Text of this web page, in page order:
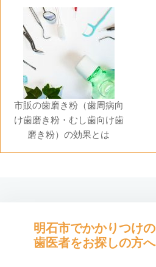
市販の歯磨き粉（歯周病向
け歯磨き粉・むし歯向け歯
磨き粉）の効果とは
明石市でかかりつけの
歯医者をお探しの方へ